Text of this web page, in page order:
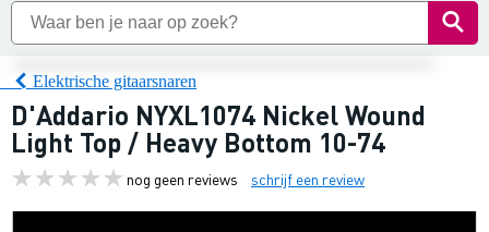
Elektrische gitaarsnaren
D'Addario NYXL1074 Nickel Wound
Light Top / Heavy Bottom 10-74
nog geen reviews schrijf een review